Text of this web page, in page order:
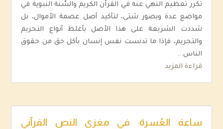
تكرر تعظيم النهي عنه في القرآن الكريم والسُّنة النبوية في
مواضع عدة وبصور شتى، لتأكيد أصل عصمة الأموال، بل
شددت الشريعة على هذا الأصل بأغلظ أنواع التحريم
والتجريم، فإذا ما تدنست نفس إنسان بأكل حق من حقوق
الناس...
قراءة المزيد
ساعة العُسرة: في مغزى النص القرآني